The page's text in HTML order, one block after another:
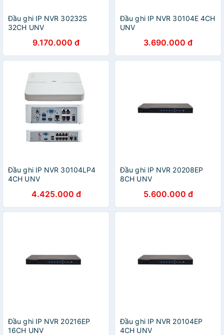
Đầu ghi IP NVR 30232S
32CH UNV
9.170.000 đ
Đầu ghi IP NVR 30104E 4CH
UNV
3.690.000 đ
Đầu ghi IP NVR 30104LP4
4CH UNV
4.425.000 đ
Đầu ghi IP NVR 20208EP
8CH UNV
5.600.000 đ
Đầu ghi IP NVR 20216EP
16CH UNV
Đầu ghi IP NVR 20104EP
4CH UNV